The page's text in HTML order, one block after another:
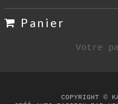
Panier
Votre
COPYRIGHT ©